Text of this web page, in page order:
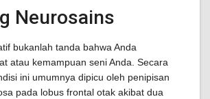
Neurosains
bukanlah tanda bahwa Anda
atau kemampuan seni Anda. Secara
ini umumnya dipicu oleh penipisan
pada lobus frontal otak akibat dua